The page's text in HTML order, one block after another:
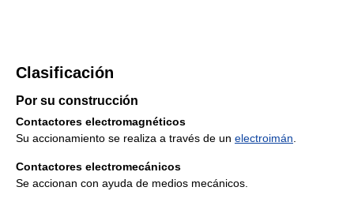
Clasificación
Por su construcción
Contactores electromagnéticos
Su accionamiento se realiza a través de un electroimán
Contactores electromecánicos
Se accionan con ayuda de medios mecánicos.